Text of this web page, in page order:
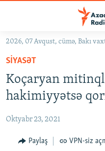
Əsas
qayıt
Əsas
naviqasiyaya
qayıt
Axtarışa
GÜNDƏM
KORRUPSIOMETR
FƏRQƏ BAX
QANUNI DOĞRU
2026, 07 Avqust, cümə, Bakı
SIYASƏT
Koçaryan
hakimiyyətsə
Oktyabr 23, 2021
Paylaş VPN-siz